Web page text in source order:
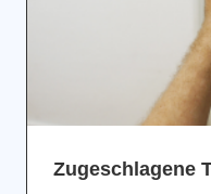
Zugeschlagene